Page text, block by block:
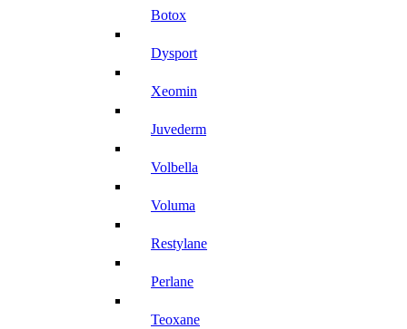
botox
dysport
xeomin
juvederm
volbella
voluma
restylane
perlane
teoxane